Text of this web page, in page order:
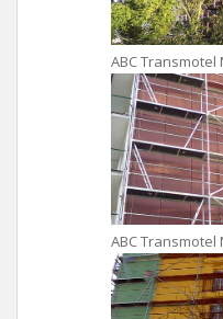
ABC Transmotel
ABC Transmotel